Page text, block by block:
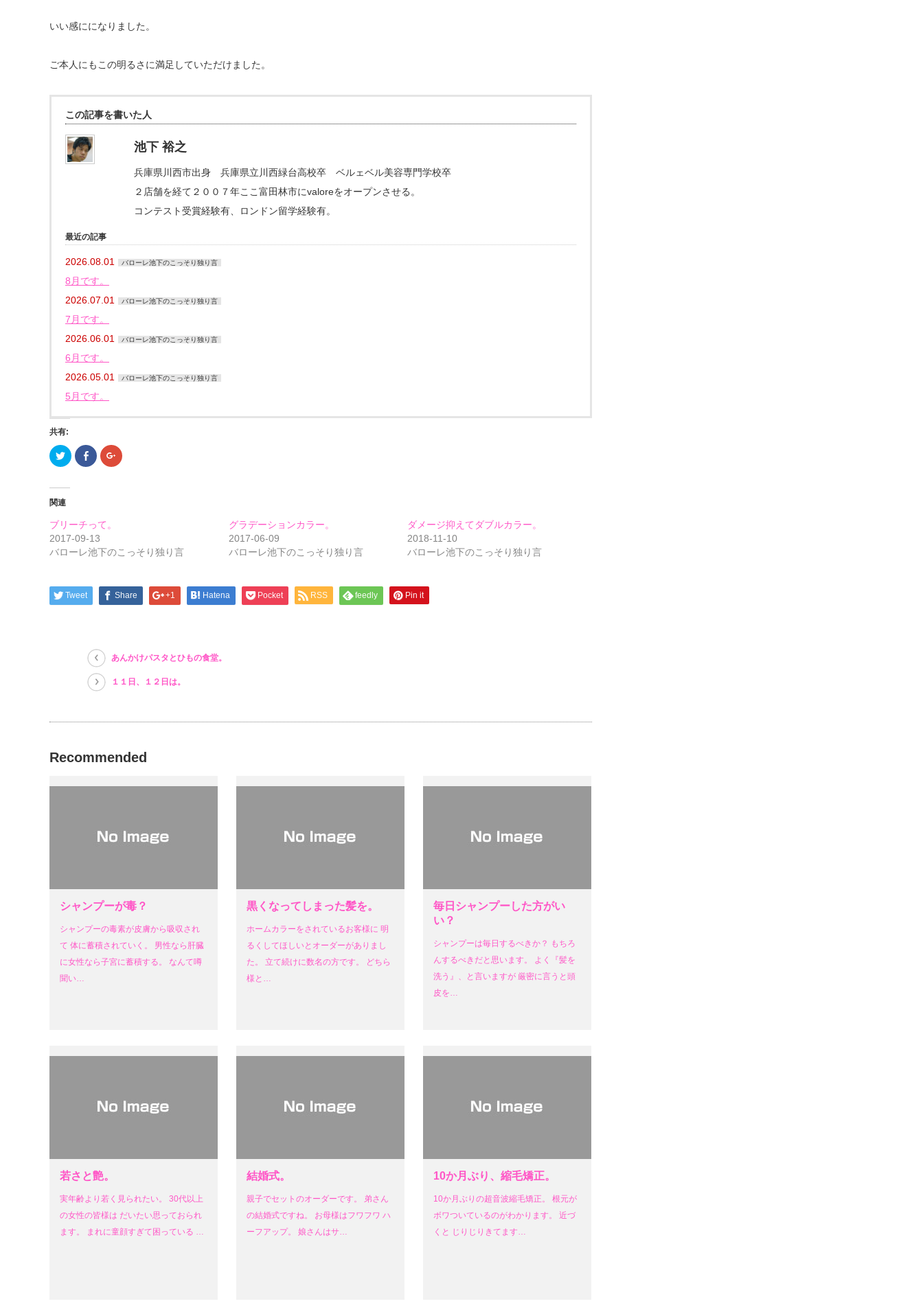
いい感にになりました。
ご本人にもこの明るさに満足していただけました。
この記事を書いた人
池下 裕之
兵庫県川西市出身 兵庫県立川西緑台高校卒 ベルェベル美容専門学校卒
２店舗を経て２００７年ここ富田林市にvaloreをオープンさせる。
コンテスト受賞経験有、ロンドン留学経験有。
最近の記事
2026.08.01 バローレ池下のこっそり独り言
8月です。
2026.07.01
バローレ池下のこっそり独り言
7月です。
2026.06.01
バローレ池下のこっそり独り言
6月です。
2026.05.01
バローレ池下のこっそり独り言
5月です。
共有:
ク
リ
し
共
有
(新
し
い
ド
ウ
で
Facebook
で
ク
リ
ッ
ク
し
さ
(新
ド
ウ
で
開
き
ま
ク
リ
い
ド
ウ
で
関連
ブリーチって。
2017-09-13
バローレ池下のこっそり独り言
グラデーションカラー。
2017-06-09
バローレ池下のこっそり独り言
ダメージ抑えてダブルカラー。
2018-11-10
バローレ池下のこっそり独り言
Tweet Share +1 Hatena Pocket RSS feedly Pin it
あんかけパスタとひもの食堂。
１１日、１２日は。
Recommended
シャンプーが毒？
シャンプーの毒素が皮膚から吸収され
て 体に蓄積されていく。 男性なら肝臓
に女性なら子宮に蓄積する。 なんて噂
聞い…
黒くなってしまった髪を。
ホームカラーをされているお客様に 明
るくしてほしいとオーダーがありまし
た。 立て続けに数名の方です。 どちら
様と…
毎日シャンプーした方がい
い？
シャンプーは毎日するべきか？ もちろ
んするべきだと思います。 よく『髪を
洗う』、と言いますが 厳密に言うと頭
皮を…
若さと艶。
実年齢より若く見られたい。 30代以上
の女性の皆様は だいたい思っておられ
ます。 まれに童顔すぎて困っている …
結婚式。
親子でセットのオーダーです。 弟さん
の結婚式ですね。 お母様はフワフワ ハ
ーフアップ。 娘さんはサ…
10か月ぶり、縮毛矯正。
10か月ぶりの超音波縮毛矯正。 根元が
ボワついているのがわかります。 近づ
くと じりじりきてます…